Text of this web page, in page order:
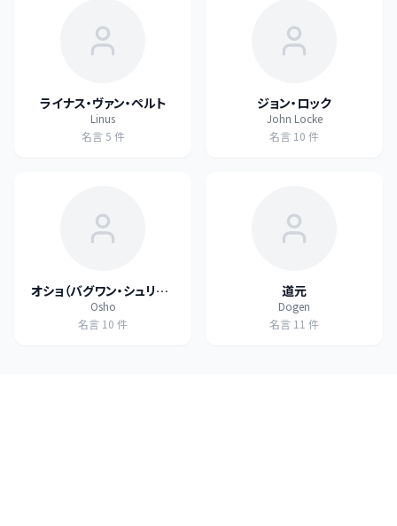
ライナス・ヴァン・ペルト
Linus
名言 5 件
ジョン・ロック
John Locke
名言 10 件
オショ（バグワン・シュリー・
ラジニーシ）
Osho
名言 10 件
道元
Dogen
名言 11 件